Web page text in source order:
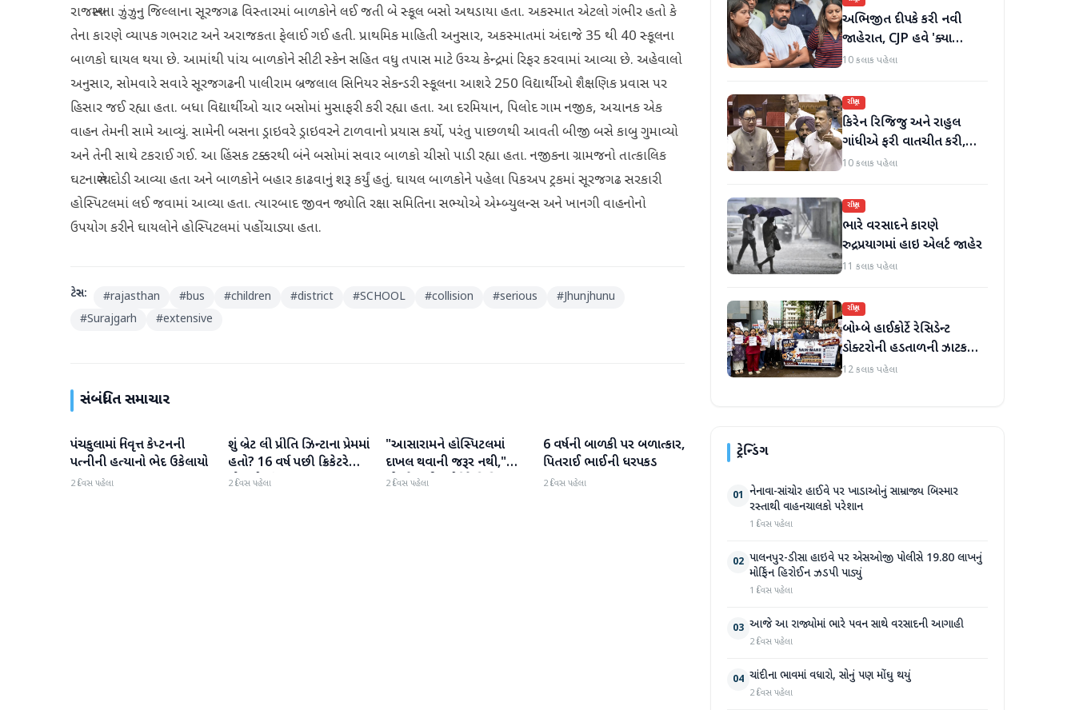
રાજસ્થાનના ઝુંઝુનુ જિલ્લાના સૂરજગઢ વિસ્તારમાં બાળકોને લઈ જતી બે સ્કૂલ બસો અથડાયા હતા. અકસ્માત એટલો ગંભીર હતો કે
તેના કારણે વ્યાપક ગભરાટ અને અરાજકતા ફેલાઈ ગઈ હતી. પ્રાથમિક માહિતી અનુસાર, અકસ્માતમાં અંદાજે 35 થી 40 સ્કૂલના
બાળકો ઘાયલ થયા છે. આમાંથી પાંચ બાળકોને સીટી સ્કેન સહિત વધુ તપાસ માટે ઉચ્ચ કેન્દ્રમાં રિફર કરવામાં આવ્યા છે. અહેવાલો
અનુસાર, સોમવારે સવારે સૂરજગઢની પાલીરામ બ્રજલાલ સિનિયર સેકન્ડરી સ્કૂલના આશરે 250 વિદ્યાર્થીઓ શૈક્ષણિક પ્રવાસ પર
હિસાર જઈ રહ્યા હતા. બધા વિદ્યાર્થીઓ ચાર બસોમાં મુસાફરી કરી રહ્યા હતા. આ દરમિયાન, પિલોદ ગામ નજીક, અચાનક એક
વાહન તેમની સામે આવ્યું. સામેની બસના ડ્રાઇવરે ડ્રાઇવરને ટાળવાનો પ્રયાસ કર્યો, પરંતુ પાછળથી આવતી બીજી બસે કાબુ ગુમાવ્યો
અને તેની સાથે ટકરાઈ ગઈ. આ હિંસક ટક્કરથી બંને બસોમાં સવાર બાળકો ચીસો પાડી રહ્યા હતા. નજીકના ગ્રામજનો તાત્કાલિક
ઘટનાસ્થળે દોડી આવ્યા હતા અને બાળકોને બહાર કાઢવાનું શરૂ કર્યું હતું. ઘાયલ બાળકોને પહેલા પિકઅપ ટ્રકમાં સૂરજગઢ સરકારી
હોસ્પિટલમાં લઈ જવામાં આવ્યા હતા. ત્યારબાદ જીવન જ્યોતિ રક્ષા સમિતિના સભ્યોએ એમ્બ્યુલન્સ અને ખાનગી વાહનોનો
ઉપયોગ કરીને ઘાયલોને હોસ્પિટલમાં પહોંચાડ્યા હતા.
ટેગ્સ: #rajasthan #bus #children #district #SCHOOL #collision #serious #Jhunjhunu
#Surajgarh #extensive
સંબંધિત સમાચાર
રાષ્ટ્રીય
પંચકુલામાં નિવૃત્ત કેપ્ટનની
પત્નીની હત્યાનો ભેદ ઉકેલાયો
2 દિવસ પહેલા
રાષ્ટ્રીય
શું બ્રેટ લી પ્રીતિ ઝિન્ટાના પ્રેમમાં
હતો? 16 વર્ષ પછી ક્રિકેટરે
મૌન તોડ્યું
2 દિવસ પહેલા
રાષ્ટ્રીય
"આસારામને હોસ્પિટલમાં
દાખલ થવાની જરૂર નથી,"
એમ્સે સુપ્રીમ કોર્ટને વિવિધ
2 દિવસ પહેલા
રાષ્ટ્રીય
6 વર્ષની બાળકી પર બળાત્કાર,
પિતરાઈ ભાઈની ધરપકડ
2 દિવસ પહેલા
અભિજીત દીપકે કરી નવી
જાહેરાત, CJP હવે 'ક્યા
બોલતી પબ્લિક' અભિયાન શરૂ
10 કલાક પહેલા
રાષ્ટ્રીય
કિરેન રિજિજુ અને રાહુલ
ગાંધીએ ફરી વાતચીત કરી,
મહિલા અનામત અને સીમાંકન
10 કલાક પહેલા
રાષ્ટ્રીય
ભારે વરસાદને કારણે
રુદ્રપ્રયાગમાં હાઇ એલર્ટ જાહેર
11 કલાક પહેલા
રાષ્ટ્રીય
બોમ્બે હાઈકોર્ટે રેસિડેન્ટ
ડોક્ટરોની હડતાળની ઝાટકણી
કાઢી, 'જો કામ ન હોય તો પગાર
12 કલાક પહેલા
ટ્રેન્ડિંગ
01 નેનાવા-સાંચોર હાઈવે પર ખાડાઓનું સામ્રાજ્ય બિસ્માર
રસ્તાથી વાહનચાલકો પરેશાન
1 દિવસ પહેલા
02 પાલનપુર-ડીસા હાઇવે પર એસઓજી પોલીસે 19.80 લાખનું
મોર્ફિન હિરોઈન ઝડપી પાડ્યું
1 દિવસ પહેલા
03 આજે આ રાજ્યોમાં ભારે પવન સાથે વરસાદની આગાહી
2 દિવસ પહેલા
04 ચાંદીના ભાવમાં વધારો, સોનું પણ મોંઘુ થયું
2 દિવસ પહેલા